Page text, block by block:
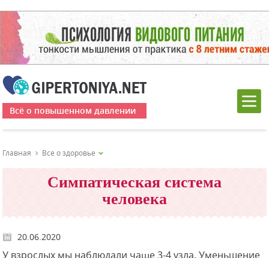
Всё о повышенном давлении
Главная Все о здоровье
Симпатическая система
человека
20.06.2020
У взрослых мы наблюдали чаще 3-4 узла. Уменьшение